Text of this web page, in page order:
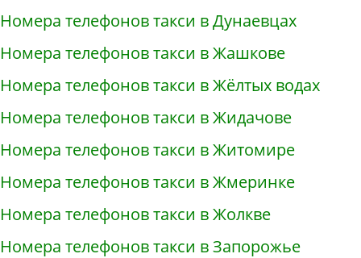
Номера телефонов такси в Дунаевцах
Номера телефонов такси в Жашкове
Номера телефонов такси в Жёлтых водах
Номера телефонов такси в Жидачове
Номера телефонов такси в Житомире
Номера телефонов такси в Жмеринке
Номера телефонов такси в Жолкве
Номера телефонов такси в Запорожье